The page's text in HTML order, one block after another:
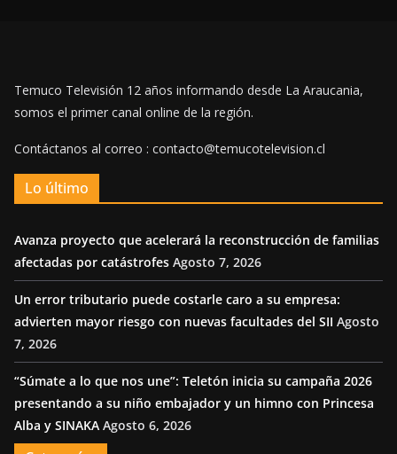
Temuco Televisión 12 años informando desde La Araucania,
somos el primer canal online de la región.
Contáctanos al correo : contacto@temucotelevision.cl
Lo último
Avanza proyecto que acelerará la reconstrucción de familias
afectadas por catástrofes Agosto 7, 2026
Un error tributario puede costarle caro a su empresa:
advierten mayor riesgo con nuevas facultades del SII Agosto
7, 2026
“Súmate a lo que nos une”: Teletón inicia su campaña 2026
presentando a su niño embajador y un himno con Princesa
Alba y SINAKA Agosto 6, 2026